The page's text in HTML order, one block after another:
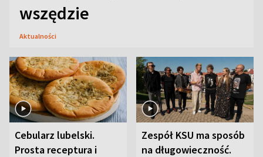
wszędzie
Aktualności
Cebularz lubelski.
Prosta receptura i
Zespół KSU ma sposób
na długowieczność.